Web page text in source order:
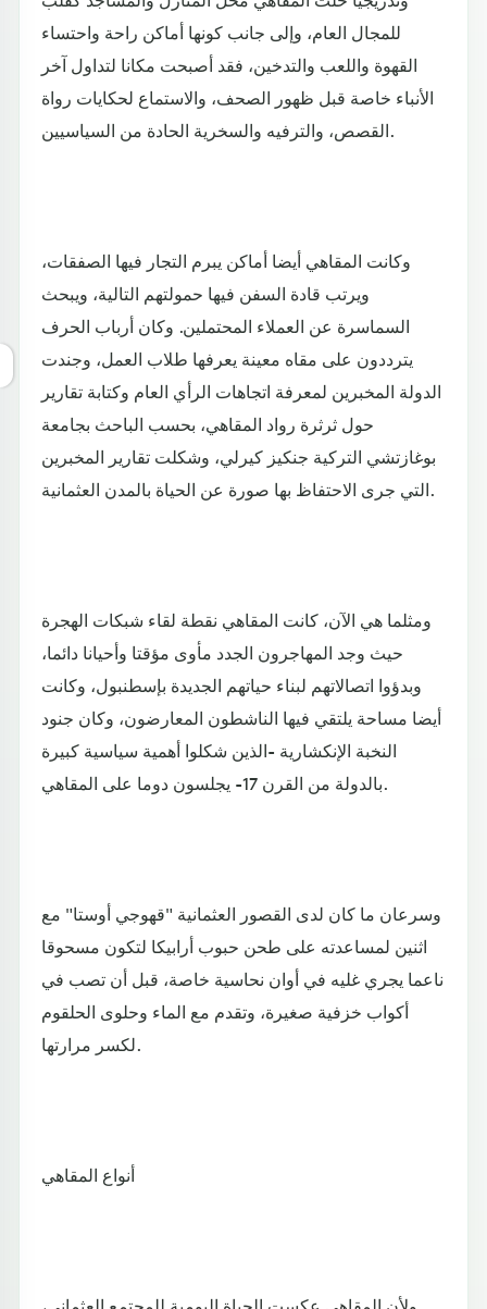
للمجال العام، وإلى جانب كونها أماكن راحة واحتساء
القهوة واللعب والتدخين، فقد أصبحت مكانا لتداول آخر
الأنباء خاصة قبل ظهور الصحف، والاستماع لحكايات رواة
القصص، والترفيه والسخرية الحادة من السياسيين.
وكانت المقاهي أيضا أماكن يبرم التجار فيها الصفقات،
ويرتب قادة السفن فيها حمولتهم التالية، ويبحث
السماسرة عن العملاء المحتملين. وكان أرباب الحرف
يترددون على مقاه معينة يعرفها طلاب العمل، وجندت
الدولة المخبرين لمعرفة اتجاهات الرأي العام وكتابة تقارير
حول ثرثرة رواد المقاهي، بحسب الباحث بجامعة
بوغازتشي التركية جنكيز كيرلي، وشكلت تقارير المخبرين
التي جرى الاحتفاظ بها صورة عن الحياة بالمدن العثمانية.
ومثلما هي الآن، كانت المقاهي نقطة لقاء شبكات الهجرة
حيث وجد المهاجرون الجدد مأوى مؤقتا وأحيانا دائما،
وبدؤوا اتصالاتهم لبناء حياتهم الجديدة بإسطنبول، وكانت
أيضا مساحة يلتقي فيها الناشطون المعارضون، وكان جنود
النخبة الإنكشارية -الذين شكلوا أهمية سياسية كبيرة
بالدولة من القرن 17- يجلسون دوما على المقاهي.
وسرعان ما كان لدى القصور العثمانية "قهوجي أوستا" مع
اثنين لمساعدته على طحن حبوب أرابيكا لتكون مسحوقا
ناعما يجري غليه في أوان نحاسية خاصة، قبل أن تصب في
أكواب خزفية صغيرة، وتقدم مع الماء وحلوى الحلقوم
لكسر مرارتها.
أنواع المقاهي